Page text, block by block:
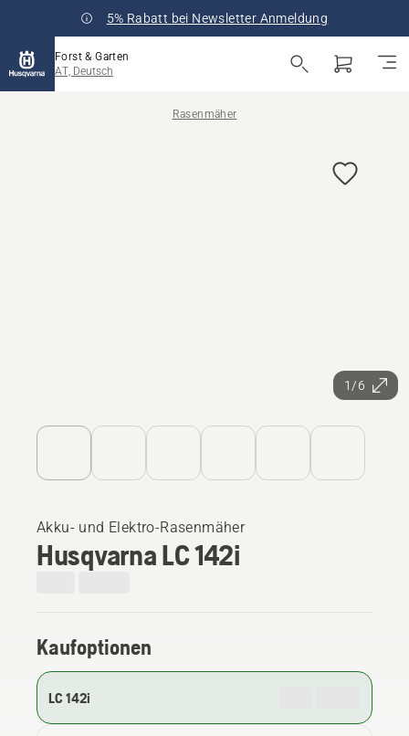
5% Rabatt bei Newsletter Anmeldung
Forst & Garten
AT, Deutsch
Rasenmäher
1/6
Akku- und Elektro-Rasenmäher
Husqvarna LC 142i
Kaufoptionen
LC 142i